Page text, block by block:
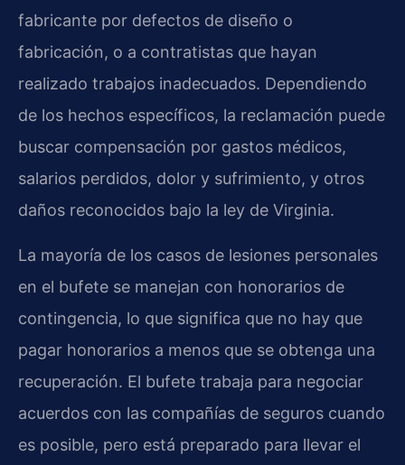
fabricante por defectos de diseño o
fabricación, o a contratistas que hayan
realizado trabajos inadecuados. Dependiendo
de los hechos específicos, la reclamación puede
buscar compensación por gastos médicos,
salarios perdidos, dolor y sufrimiento, y otros
daños reconocidos bajo la ley de Virginia.
La mayoría de los casos de lesiones personales
en el bufete se manejan con honorarios de
contingencia, lo que significa que no hay que
pagar honorarios a menos que se obtenga una
recuperación. El bufete trabaja para negociar
acuerdos con las compañías de seguros cuando
es posible, pero está preparado para llevar el